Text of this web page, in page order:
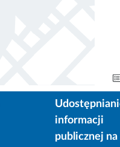
informacji
publicznej na